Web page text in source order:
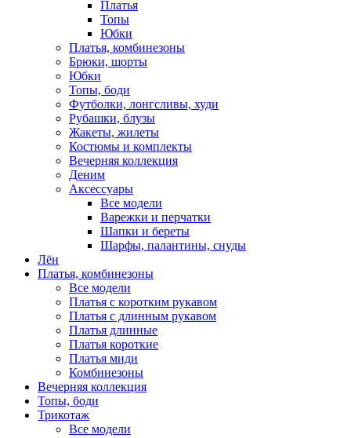
Платья
Топы
Юбки
Платья, комбинезоны
Брюки, шорты
Юбки
Топы, боди
Футболки, лонгсливы, худи
Рубашки, блузы
Жакеты, жилеты
Костюмы и комплекты
Вечерняя коллекция
Деним
Аксессуары
Все модели
Варежки и перчатки
Шапки и береты
Шарфы, палантины, снуды
Лён
Платья, комбинезоны
Все модели
Платья с коротким рукавом
Платья с длинным рукавом
Платья длинные
Платья короткие
Платья миди
Комбинезоны
Вечерняя коллекция
Топы, боди
Трикотаж
Все модели